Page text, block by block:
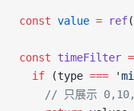
const value = ref(
const timeFilter =
  if
(type ===
// 只展示